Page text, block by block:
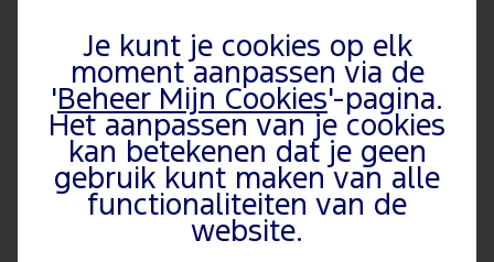
Garantie
Andere voertuigonderwerpen
Je kunt je cookies op elk
moment aanpassen via de
' Beheer Mijn Cookies'-pagina.
Het aanpassen van je cookies
kan betekenen dat je geen
gebruik kunt maken van alle
functionaliteiten van de
website.